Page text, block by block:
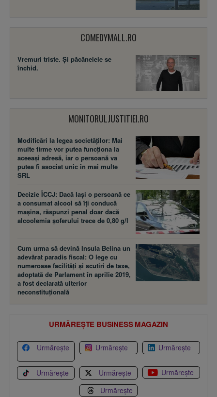
COMEDYMALL.RO
Vremuri triste. Şi păcănelele se
închid.
MONITORULJUSTITIEI.RO
Modificări la legea societăţilor: Mai
multe firme vor putea funcţiona la
aceeaşi adresă, iar o persoană va
putea fi asociat unic în mai multe
SRL
Decizie ÎCCJ: Dacă laşi o persoană ce
a consumat alcool să îţi conducă
maşina, răspunzi penal doar dacă
alcoolemia şoferului trece de 0,80 g/l
Cum urma să devină Insula Belina un
adevărat paradis fiscal: O lege cu
numeroase facilităţi şi scutiri de taxe,
adoptată de Parlament în aprilie 2019,
a fost declarată ulterior
neconstituţională
URMĂREȘTE BUSINESS MAGAZIN
Urmărește Urmărește Urmărește
Urmărește Urmărește
Urmărește
Urmărește